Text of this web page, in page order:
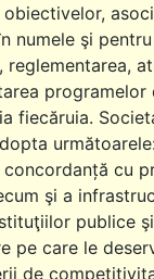
numele şi
fiecăruia.
cu
şi a
publice
care le
de